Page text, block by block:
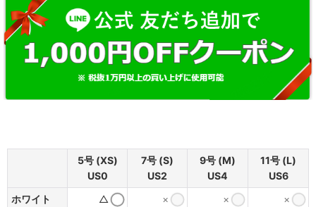
5号 (XS)
US0
7号 (S)
US2
9号 (M)
US4
11号 (L)
US6
ホワイト
△ × ×
×